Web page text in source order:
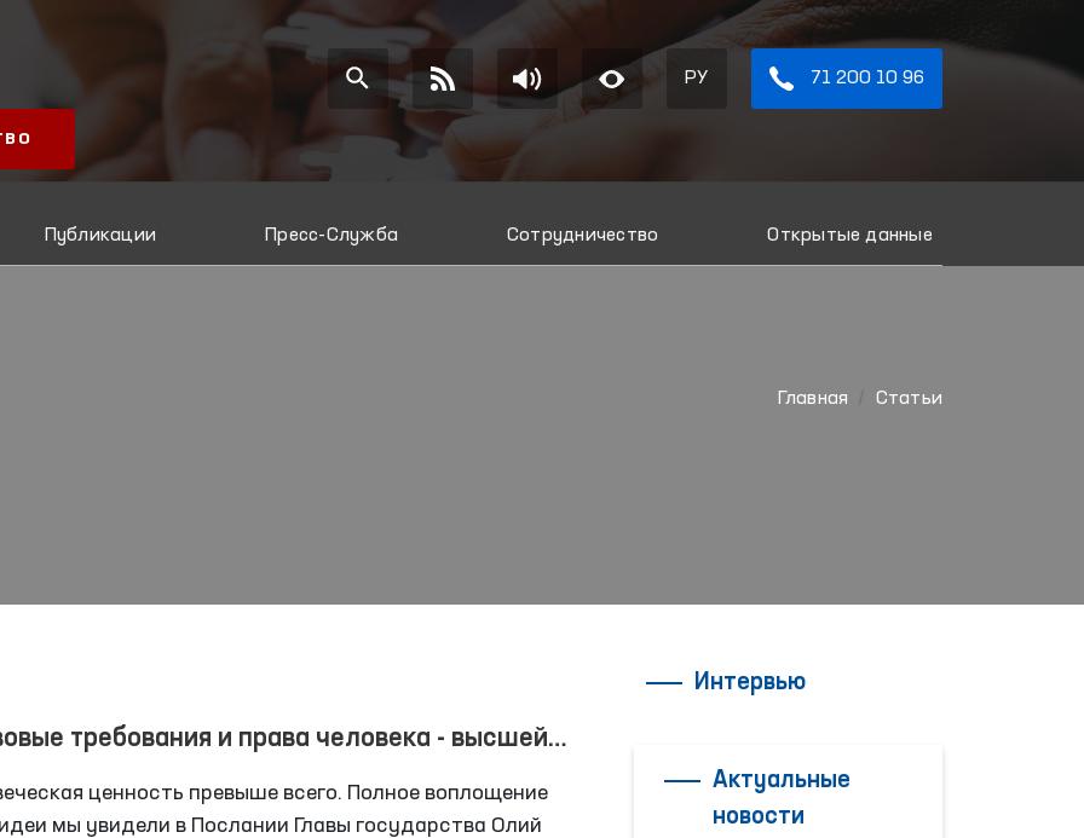
РУ 71 200 10 96
Публикации Пресс-Служба Сотрудничество Открытые данные
Главная Статьи
требования и права человека - высшей
ценность превыше всего. Полное воплощение
мы увидели в Послании Главы государства Олий
Интервью
Актуальные
новости